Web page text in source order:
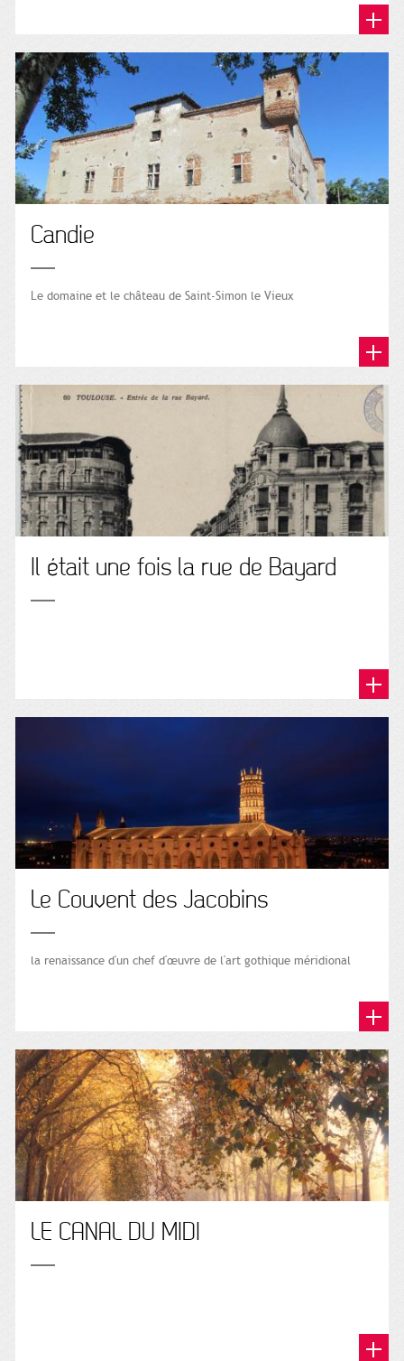
Candie
Le domaine et le château de Saint-Simon le Vieux
Il était une fois la rue de Bayard
Le Couvent des Jacobins
la renaissance d'un chef d'œuvre de l'art gothique méridional
LE CANAL DU MIDI